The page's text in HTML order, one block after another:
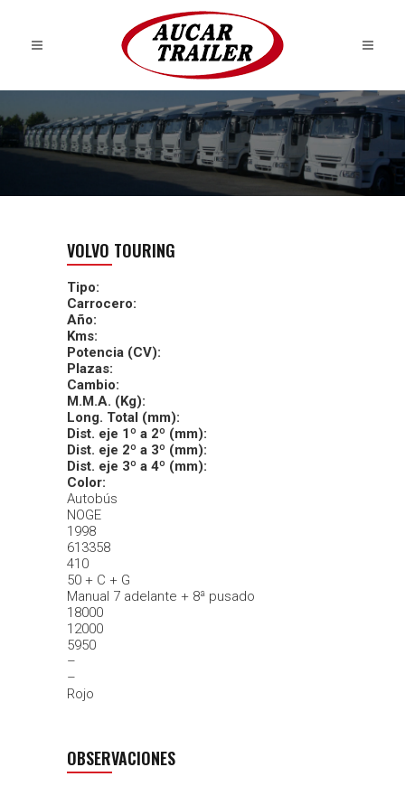
VOLVO TOURING
Tipo:
Carrocero:
Año:
Kms:
Potencia (CV):
Plazas:
Cambio:
M.M.A. (Kg):
Long. Total (mm):
Dist. eje 1º a 2º (mm):
Dist. eje 2º a 3º (mm):
Dist. eje 3º a 4º (mm):
Color:
Autobús
NOGE
1998
613358
410
50 + C + G
Manual 7 adelante + 8ª pusado
18000
12000
5950
–
–
Rojo
OBSERVACIONES